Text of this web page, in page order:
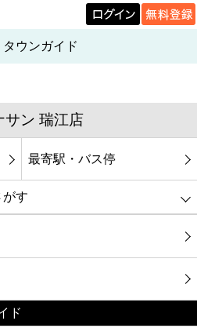
ウンガイド
サン 瑞江店
最寄駅・バス停
がす
ド